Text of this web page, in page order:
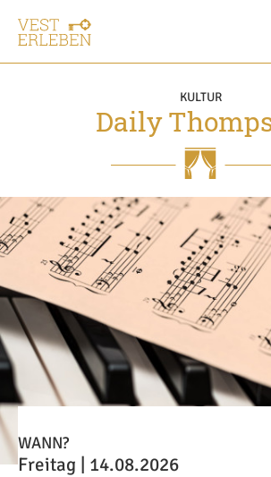
KULTUR
Daily
WANN?
Freitag | 14.08.2026